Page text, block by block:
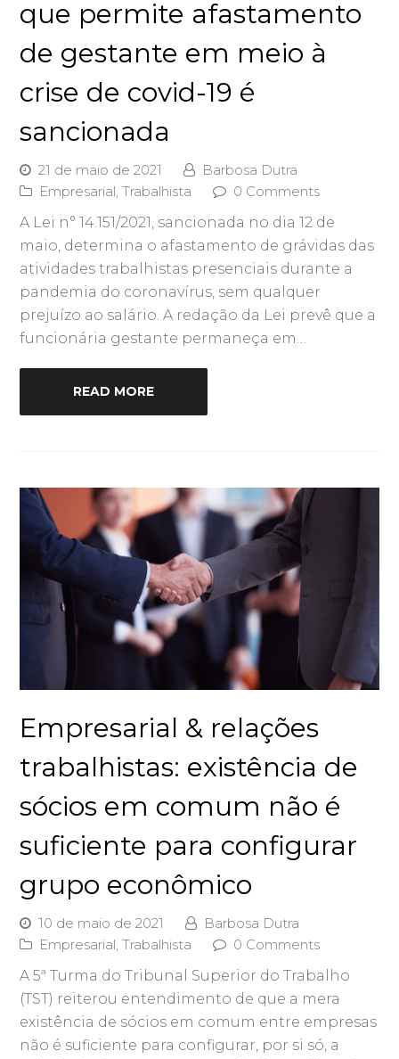
que permite afastamento
de gestante em meio à
crise de covid-19 é
sancionada
21 de maio de 2021
Barbosa Dutra
Empresarial ,Trabalhista 0 Comments
A Lei n° 14.151/2021, sancionada no dia 12 de
maio, determina o afastamento de grávidas das
atividades trabalhistas presenciais durante a
pandemia do coronavírus, sem qualquer
prejuízo ao salário. A redação da Lei prevê que a
funcionária gestante permaneça em…
READ MORE
Empresarial & relações
trabalhistas: existência de
sócios em comum não é
suficiente para configurar
grupo econômico
10 de maio de 2021
Barbosa Dutra
Empresarial,Trabalhista 0 Comments
A 5ª Turma do Tribunal Superior do Trabalho
(TST) reiterou entendimento de que a mera
existência de sócios em comum entre empresas
não é suficiente para configurar, por si só, a